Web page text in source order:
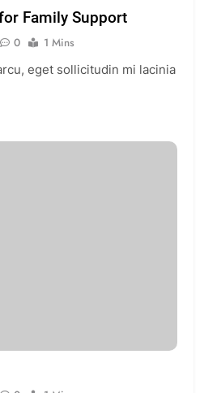
Family Support
0
1 Mins
eget sollicitudin mi lacinia